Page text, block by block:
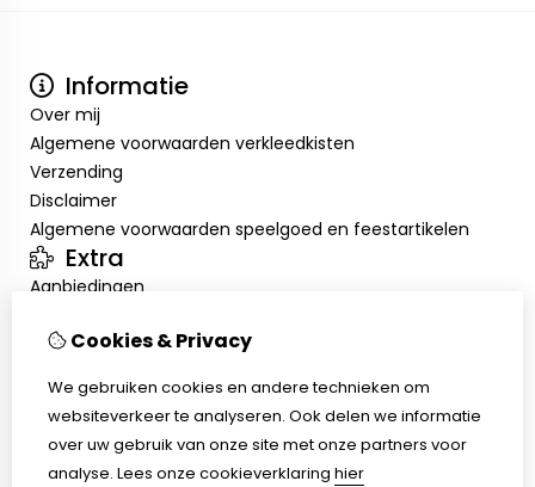
Informatie
Over mij
Algemene voorwaarden verkleedkisten
Verzending
Disclaimer
Algemene voorwaarden speelgoed en feestartikelen
Extra
Aanbiedingen
Inloggen
Verlanglijst
Klantenservice
Cookies & Privacy
We gebruiken cookies en andere technieken om
websiteverkeer te analyseren. Ook delen we informatie
over uw gebruik van onze site met onze partners voor
analyse. Lees onze cookieverklaring hier